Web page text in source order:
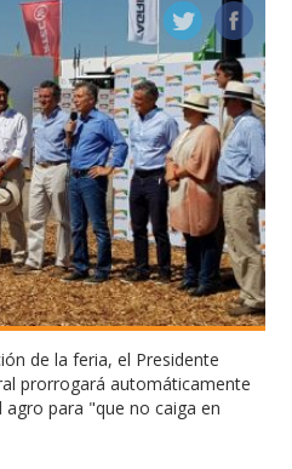
de la feria, el Presidente
prorrogará automáticamente
para "que no caiga en